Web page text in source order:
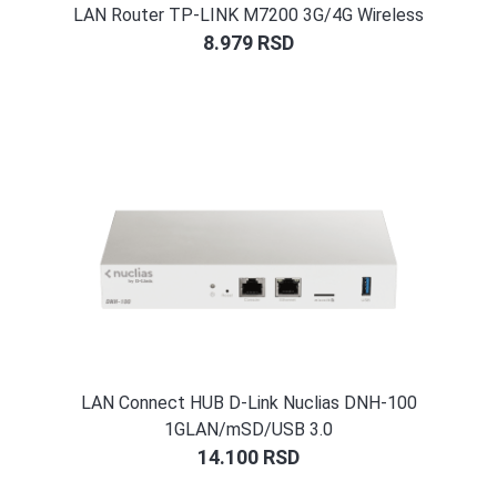
LAN Router TP-LINK M7200 3G/4G Wireless
8.979 RSD
LAN Connect HUB D-Link Nuclias DNH-100
1GLAN/mSD/USB 3.0
14.100 RSD